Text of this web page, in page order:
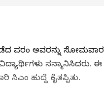
ಪರಂ ಅವರನ್ನು ಸೋಮವಾರ
ಸನ್ಮಾನಿಸಿದರು. ಈ
ಹುದ್ದೆ ಕೈತಪ್ಪಿತು.